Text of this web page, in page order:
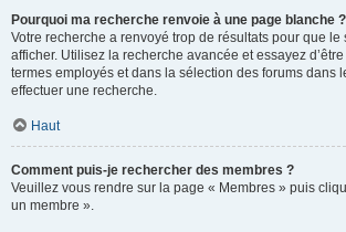
Pourquoi ma recherche renvoie à une page blanche
Votre recherche a renvoyé trop de résultats pour que le
afficher. Utilisez la recherche avancée et essayez
termes employés et dans la sélection des forums dans
effectuer une recherche.
Haut
Comment puis-je rechercher des membres ?
Veuillez vous rendre sur la page « Membres » puis
un membre ».